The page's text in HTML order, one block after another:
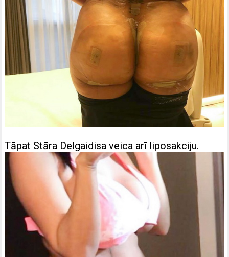
Tāpat Stāra Delgaidisa veica arī liposakciju.